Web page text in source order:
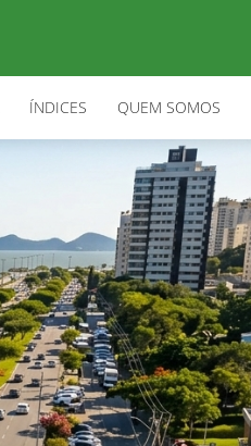
ÍNDICES QUEM SOMOS